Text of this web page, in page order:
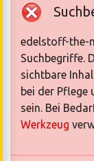
edelstoff-the-
Suchbegriffe.
sichtbare
bei der Pflege
sein. Bei
Werkzeug